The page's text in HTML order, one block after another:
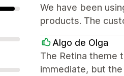
We have been
products. The
Algo de Olga
The Retina theme
immediate, but